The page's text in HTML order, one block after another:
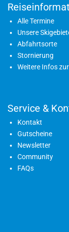
Alle Termine
Unsere
Abfahrtsorte
Stornierung
Weitere Infos
Service &
Kontakt
Gutscheine
Newsletter
Community
FAQs